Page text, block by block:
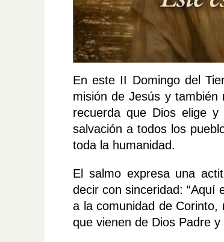
En este II Domingo del
misión de Jesús y
recuerda que Dios elige
salvación a todos los
toda la humanidad.
El salmo expresa una
decir con sinceridad: “Aquí
a la comunidad de
que vienen de Dios Padre